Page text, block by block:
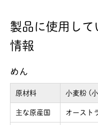
製品に使用し
情報
めん
原材料 小麦粉 (
主な原産国 オースト